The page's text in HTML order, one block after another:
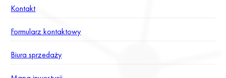
Kontakt
Formularz kontaktowy
Biura sprzedaży